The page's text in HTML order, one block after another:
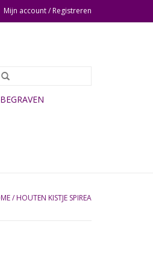
Mijn account / Registreren
/ HOUTEN KISTJE SPIREA